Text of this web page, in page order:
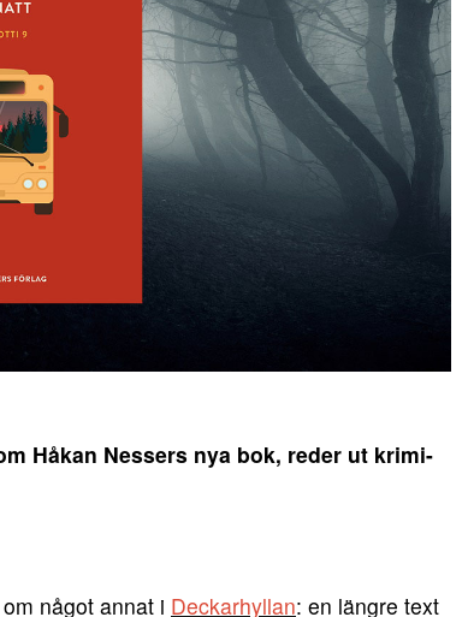
Håkan Nessers nya bok, reder ut krimi-
något annat i Deckarhyllan: en längre text